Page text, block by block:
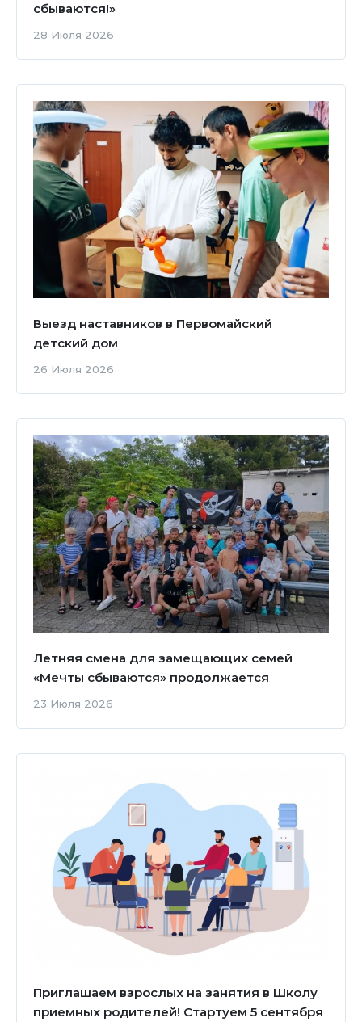
сбываются!»
28 Июля 2026
Выезд наставников в Первомайский
детский дом
26 Июля 2026
Летняя смена для замещающих семей
«Мечты сбываются» продолжается
23 Июля 2026
Приглашаем взрослых на занятия в Школу
приемных родителей! Стартуем 5 сентября